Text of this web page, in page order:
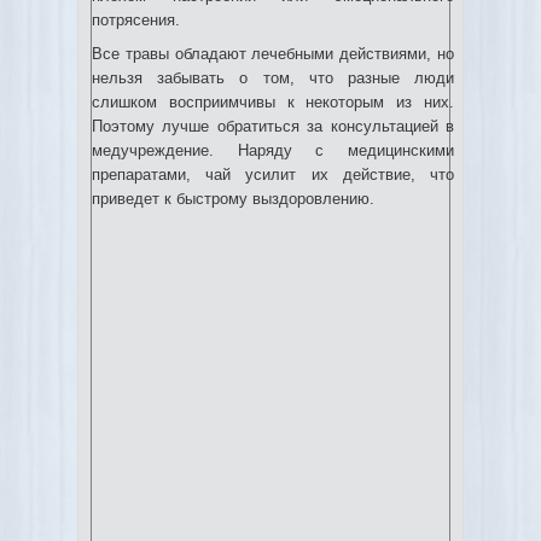
потрясения.
Все травы обладают лечебными действиями, но
нельзя забывать о том, что разные люди
слишком восприимчивы к некоторым из них.
Поэтому лучше обратиться за консультацией в
медучреждение. Наряду с медицинскими
препаратами, чай усилит их действие, что
приведет к быстрому выздоровлению.